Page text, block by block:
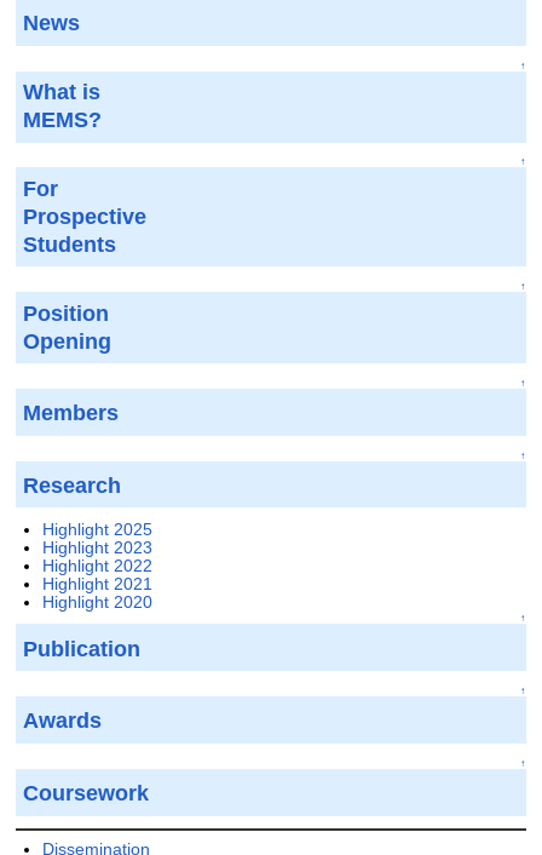
News
↑
What is
MEMS?
↑
For
Prospective
Students
↑
Position
Opening
↑
Members
↑
Research
Highlight 2025
Highlight 2023
Highlight 2022
Highlight 2021
Highlight 2020
↑
Publication
↑
Awards
↑
Coursework
Dissemination